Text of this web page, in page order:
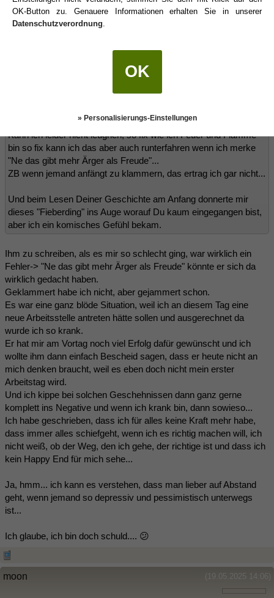
zu treffen...
Da hätte ich als
Krebs
finanzieren" und damit wäre ich offen gesagt erst gar nicht auf
Ich fand es nicht so toll, aber irgendwie hat es sich angefühlt wie
(19.05.2025 08:44)
Kann ich leider nicht leugnen, so fix wie ich Feuer und Flamme
bin so fix kann ich das aber auch runterfahren wenn ich merke
"Ne das gibt mehr Ärger als Freude"...
ZB wenn jemand anfängt zu klammern, das ertrag ich gar nicht...
Und beim Lesen Deiner Geschichte am Anfang donnerte mir
dieses "Fieberding" ins Auge worauf Du kaum eingegangen bist,
aber ich ein komisches Gefühl bekam.
Ihm zu schreiben, als es mir so schlecht ging, war wirklich ein
Fehler-> "Ne das gibt mehr Ärger als Freude" könnte er sich da
wirklich gedacht haben.
Geklammert habe ich nicht, aber gejammert schon.
Es war eine ganz blöde Situation, weil ich an diesem Tag eine
neue Arbeitsstelle antreten hätte sollen und ausgerechnet da
wurde ich so krank.
Er hat mir am Vortag noch viel Erfolg dafür gewünscht und ich
wollte ihm dann einfach Bescheid sagen, dass er heute nicht an
mich denken braucht, weil es eben doch nicht mein erster
Arbeitstag wird.
Und ich kippe bei solchen Geschehnissen dann ganz gerne
komplett ins Negative und wenn ich krank bin, dann sowieso...
Ich habe geschrieben, dass ich für alles keine Kraft mehr habe,
dass immer alles schiefgeht, wenn ich es richtig machen will, ich
nicht weiß, ob der Weg, den ich gehe, der richtige ist und dass ich
kein Happy End für mich sehe...
Ja, hmm... ich kann es verstehen, dass man lieber auf Abstand
geht, wenn jemand so depressiv und pessimistisch unterwegs
ist...
Ich glaube, ich bin doch schuld.... 😕
(19.05.2025 14:06)
moon
OK-Button zu. Genauere Informationen erhalten Sie in unserer
Datenschutzverordnung
OK
» Personalisierungs-Einstellungen